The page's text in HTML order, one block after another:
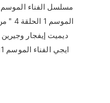
ديميت إيفجار